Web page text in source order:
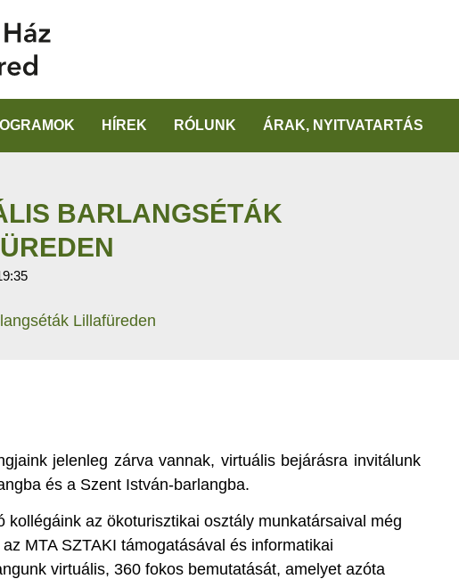
HÍREK RÓLUNK ÁRAK, NYITVATARTÁS
BARLANGSÉTÁK
Lillafüreden
jelenleg zárva vannak, virtuális bejárásra invitálunk
és a Szent István-barlangba.
kollégáink az ökoturisztikai osztály munkatársaival még
MTA SZTAKI támogatásával és informatikai
virtuális, 360 fokos bemutatását, amelyet azóta